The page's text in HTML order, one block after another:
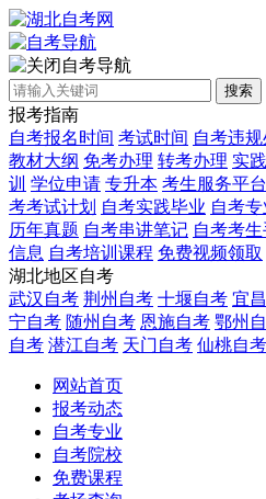
自考导航
搜索
报考指南
自考报名时间 考试时间 自考违
教材大纲 免考办理 转考办理 实
训 学位申请 专升本 考生服务平台
考考试计划 自考实践毕业 自考专
历年真题 自考串讲笔记 自考考
信息 自考培训课程 免费视频领取
湖北地区自考
武汉自考 荆州自考 十堰自考 宜
宁自考 随州自考 恩施自考 鄂州
自考 潜江自考 天门自考 仙桃自考
网站首页
报考动态
自考专业
自考院校
免费课程